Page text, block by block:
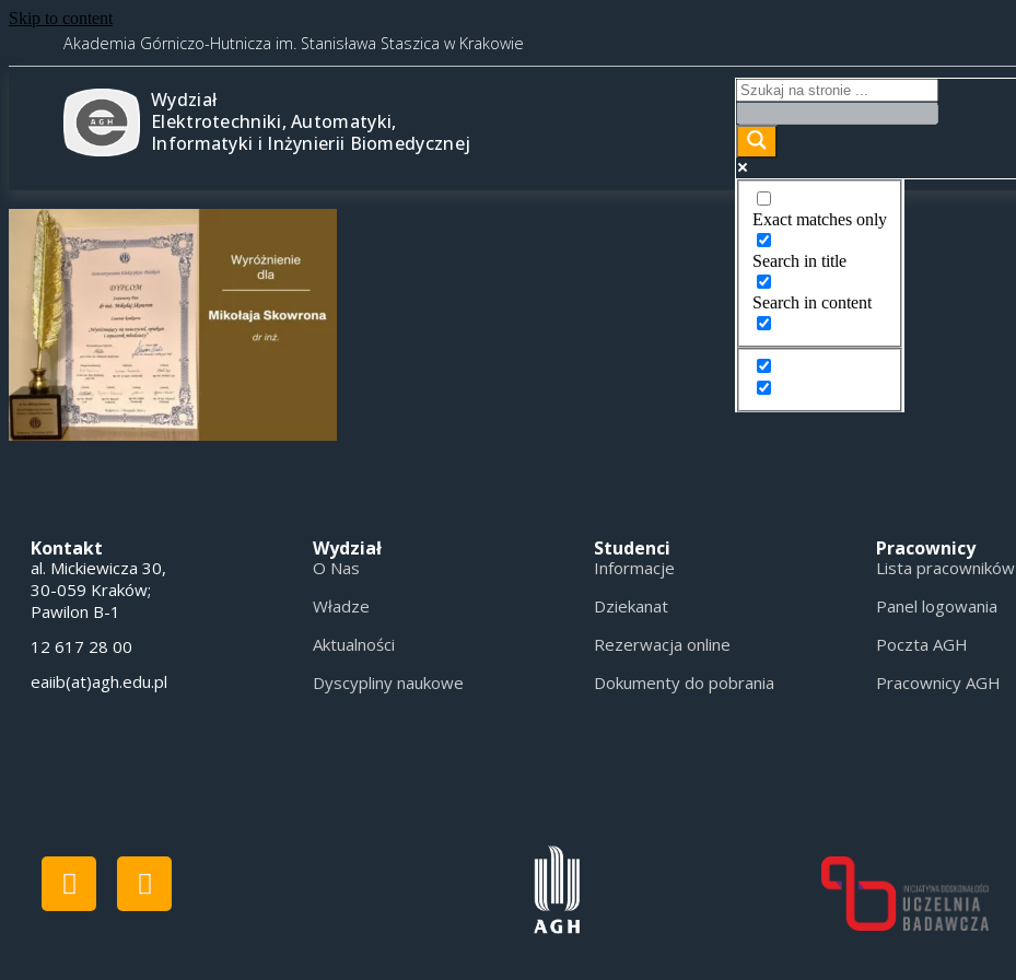
Skip to content
Akademia Górniczo-Hutnicza im. Stanisława Staszica w Krakowie
Wydział
Elektrotechniki, Automatyki,
Informatyki i Inżynierii Biomedycznej
Exact matches only
Search in title
Search in content
Kontakt
al. Mickiewicza 30,
30-059 Kraków;
Pawilon B-1
12 617 28 00
eaiib(at)agh.edu.pl
Wydział
O Nas
Władze
Aktualności
Dyscypliny naukowe
Studenci
Informacje
Dziekanat
Rezerwacja online
Dokumenty do pobrania
Pracownicy
Lista pracowników
Panel logowania
Poczta AGH
Pracownicy AGH